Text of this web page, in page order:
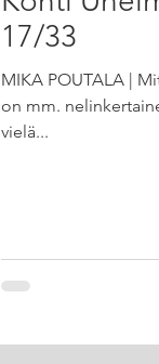
17/33
MIKA POUTALA |
on mm.
vielä...